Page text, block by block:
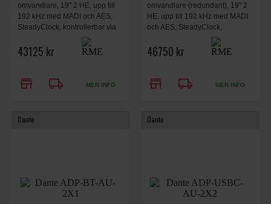
omvandlare, 19" 2 HE, upp till
192 kHz med MADI och AES,
SteadyClock, kontrollerbar via
MIDI, skickar MIDI via MADI,
RS232 via MADI, statusdisplay
43125 kr
store local_shipping MER INFO
omvandlare (redundant), 19" 2
HE, upp till 192 kHz med MADI
och AES, SteadyClock,
kontrollerbar via MIDI, skickar
MIDI via MADI, RS232 via MADI,
46750 kr
store local_shipping MER INFO
Dante Dante